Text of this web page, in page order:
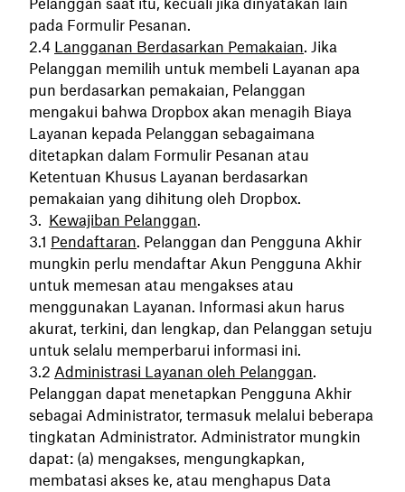
Pelanggan saat itu, kecuali jika dinyatakan lain
pada Formulir Pesanan.
Langganan Berdasarkan Pemakaian. Jika
Pelanggan memilih untuk membeli Layanan apa
pun berdasarkan pemakaian, Pelanggan
mengakui bahwa Dropbox akan menagih Biaya
Layanan kepada Pelanggan sebagaimana
ditetapkan dalam Formulir Pesanan atau
Ketentuan Khusus Layanan berdasarkan
pemakaian yang dihitung oleh Dropbox.
Kewajiban Pelanggan.
Pendaftaran. Pelanggan dan Pengguna Akhir
mungkin perlu mendaftar Akun Pengguna Akhir
untuk memesan atau mengakses atau
menggunakan Layanan. Informasi akun harus
akurat, terkini, dan lengkap, dan Pelanggan setuju
untuk selalu memperbarui informasi ini.
Administrasi Layanan oleh Pelanggan.
Pelanggan dapat menetapkan Pengguna Akhir
sebagai Administrator, termasuk melalui beberapa
tingkatan Administrator. Administrator mungkin
dapat: (a) mengakses, mengungkapkan,
membatasi akses ke, atau menghapus Data